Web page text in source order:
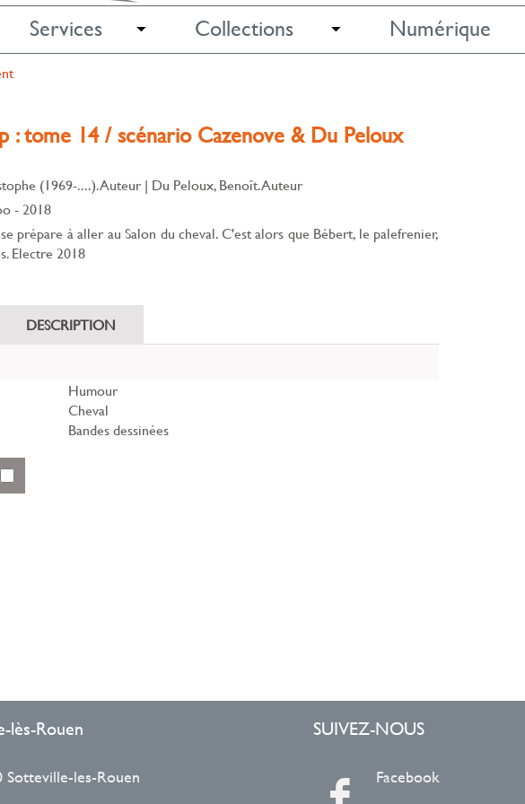
Services Collections Numérique
: tome 14 / scénario Cazenove & Du Peloux
(1969-....). Auteur | Du Peloux, Benoît. Auteur
- 2018
prépare à aller au Salon du cheval. C'est alors que Bébert, le palefrenier,
­Electre 2018
DESCRIPTION
Humour
Cheval
Bandes dessinées
lès-Rouen
les-Rouen
SUIVEZ-NOUS
Facebook